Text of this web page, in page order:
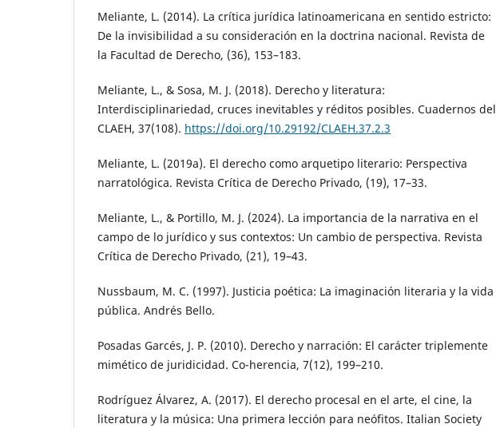
Meliante, L. (2014). La crítica jurídica latinoamericana en sentido estricto:
De la invisibilidad a su consideración en la doctrina nacional. Revista de
la Facultad de Derecho, (36), 153–183.
Meliante, L., & Sosa, M. J. (2018). Derecho y literatura:
Interdisciplinariedad, cruces inevitables y réditos posibles. Cuadernos del
CLAEH, 37(108). https://doi.org/10.29192/CLAEH.37.2.3
Meliante, L. (2019a). El derecho como arquetipo literario: Perspectiva
narratológica. Revista Crítica de Derecho Privado, (19), 17–33.
Meliante, L., & Portillo, M. J. (2024). La importancia de la narrativa en el
campo de lo jurídico y sus contextos: Un cambio de perspectiva. Revista
Crítica de Derecho Privado, (21), 19–43.
Nussbaum, M. C. (1997). Justicia poética: La imaginación literaria y la vida
pública. Andrés Bello.
Posadas Garcés, J. P. (2010). Derecho y narración: El carácter triplemente
mimético de juridicidad. Co-herencia, 7(12), 199–210.
Rodríguez Álvarez, A. (2017). El derecho procesal en el arte, el cine, la
literatura y la música: Una primera lección para neófitos. Italian Society